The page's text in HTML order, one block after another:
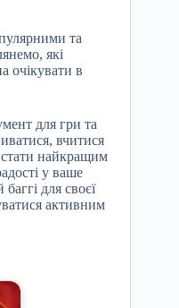
та
які
очікувати в
для гри та
вчитися
стати найкращим
у ваше
для своєї
активним